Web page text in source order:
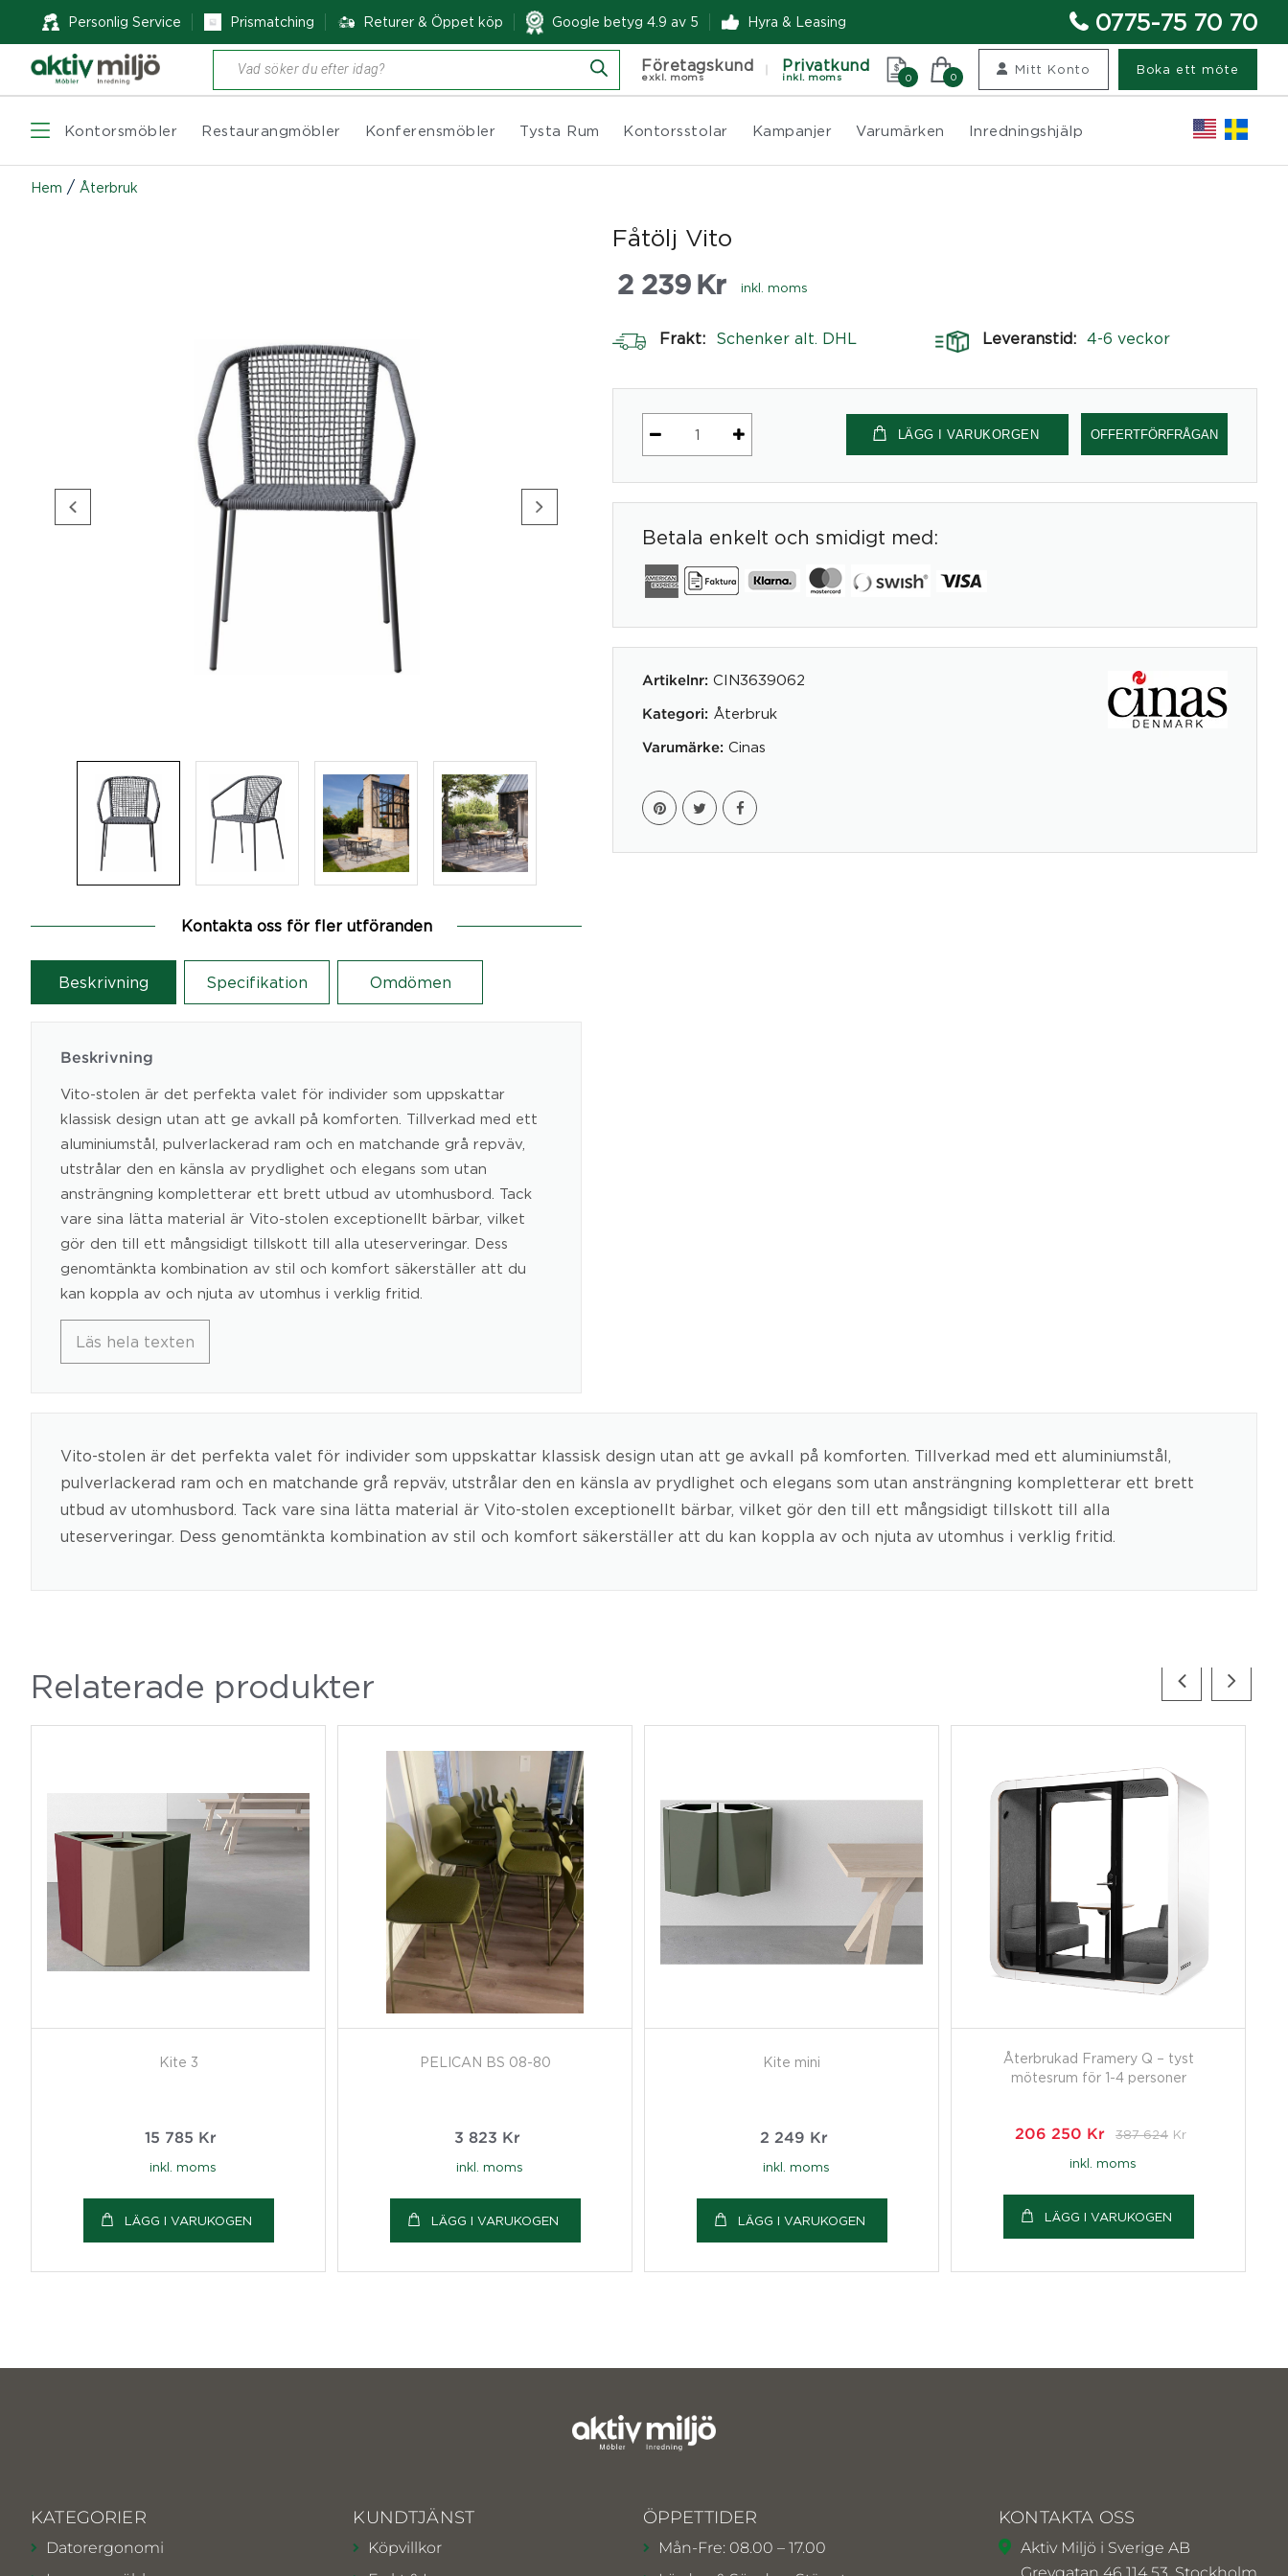
Personlig Service Prismatching Returer & Öppet köp Google betyg 4.9 av 5 Hyra & Leasing 0775-75 70 70
Produktsökning Företagskund
exkl. moms
Privatkund
inkl. moms 0 0
Mitt Konto Boka ett möte
Kontorsmöbler Restaurangmöbler Konferensmöbler Tysta Rum Kontorsstolar Kampanjer Varumärken Inredningshjälp
Hem / Återbruk
Kontakta oss för fler utföranden
Beskrivning Specifikation Omdömen
Beskrivning
Vito-stolen är det perfekta valet för individer som uppskattar
klassisk design utan att ge avkall på komforten. Tillverkad med ett
aluminiumstål, pulverlackerad ram och en matchande grå repväv,
utstrålar den en känsla av prydlighet och elegans som utan
ansträngning kompletterar ett brett utbud av utomhusbord. Tack
vare sina lätta material är Vito-stolen exceptionellt bärbar, vilket
gör den till ett mångsidigt tillskott till alla uteserveringar. Dess
genomtänkta kombination av stil och komfort säkerställer att du
kan koppla av och njuta av utomhus i verklig fritid.
Läs hela texten
Fåtölj Vito
2 239 Kr inkl. moms
Frakt: Schenker alt. DHL Leveranstid: 4-6 veckor
LÄGG I VARUKORGEN OFFERTFÖRFRÅGAN
Betala enkelt och smidigt med:
Artikelnr: CIN3639062
Kategori: Återbruk
Varumärke: Cinas
Vito-stolen är det perfekta valet för individer som uppskattar klassisk design utan att ge avkall på komforten. Tillverkad med ett aluminiumstål,
pulverlackerad ram och en matchande grå repväv, utstrålar den en känsla av prydlighet och elegans som utan ansträngning kompletterar ett brett
utbud av utomhusbord. Tack vare sina lätta material är Vito-stolen exceptionellt bärbar, vilket gör den till ett mångsidigt tillskott till alla
uteserveringar. Dess genomtänkta kombination av stil och komfort säkerställer att du kan koppla av och njuta av utomhus i verklig fritid.
Relaterade produkter
Kite 3
15 785 Kr
inkl. moms
LÄGG I VARUKOGEN
PELICAN BS 08-80
3 823 Kr
inkl. moms
LÄGG I VARUKOGEN
Kite mini
2 249 Kr
inkl. moms
LÄGG I VARUKOGEN
Återbrukad Framery Q – tyst
mötesrum för 1-4 personer
206 250 Kr 387 624 Kr
inkl. moms
LÄGG I VARUKOGEN
KATEGORIER
Datorergonomi
KUNDTJÄNST
Köpvillkor
ÖPPETTIDER
Mån-Fre: 08.00 – 17.00
KONTAKTA OSS
Aktiv Miljö i Sverige AB
Grevgatan 46 114 53, Stockholm